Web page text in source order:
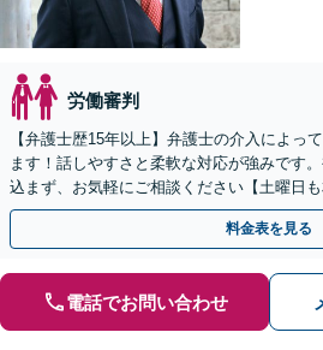
労働審判
【弁護士歴15年以上】弁護士の介入によっ
ます！話しやすさと柔軟な対応が強みです
込まず、お気軽にご相談ください【土曜日
相談も対応可】
料金表を見る
電話でお問い合わせ